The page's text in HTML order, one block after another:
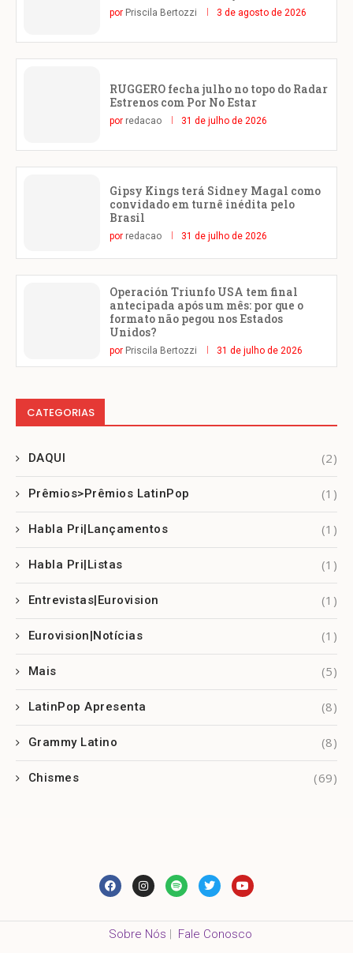
por Priscila Bertozzi 3 de agosto de 2026
RUGGERO fecha julho no topo do Radar
Estrenos com Por No Estar
por redacao 31 de julho de 2026
Gipsy Kings terá Sidney Magal como
convidado em turnê inédita pelo
Brasil
por redacao 31 de julho de 2026
Operación Triunfo USA tem final
antecipada após um mês: por que o
formato não pegou nos Estados
Unidos?
por Priscila Bertozzi 31 de julho de 2026
CATEGORIAS
DAQUI (2)
Prêmios>Prêmios LatinPop (1)
Habla Pri|Lançamentos (1)
Habla Pri|Listas (1)
Entrevistas|Eurovision (1)
Eurovision|Notícias (1)
Mais (5)
LatinPop Apresenta (8)
Grammy Latino (8)
Chismes (69)
Sobre Nós | Fale Conosco